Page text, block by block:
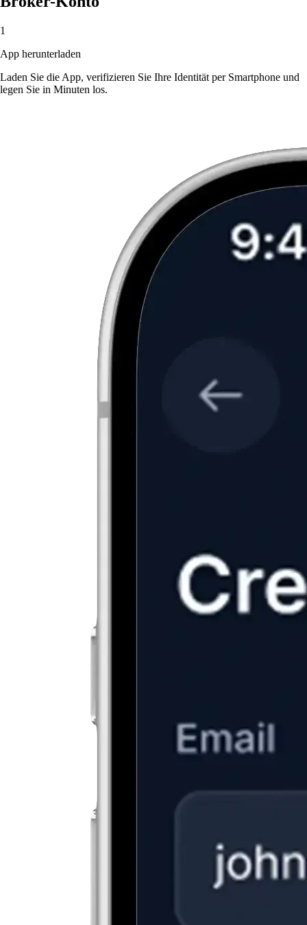
1
App herunterladen
Laden Sie die App, verifizieren Sie Ihre Identität per Smartphone und
legen Sie in Minuten los.